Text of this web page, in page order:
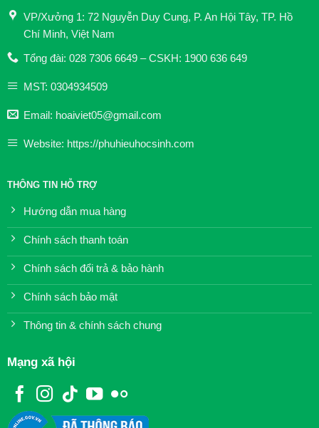
VP/Xưởng 1: 72 Nguyễn Duy Cung, P. An Hội Tây, TP. Hồ
Chí Minh, Việt Nam
Tổng đài: 028 7306 6649 – CSKH: 1900 636 649
MST: 0304934509
Email: hoaiviet05@gmail.com
Website: https://phuhieuhocsinh.com
THÔNG TIN HỖ TRỢ
Hướng dẫn mua hàng
Chính sách thanh toán
Chính sách đổi trả & bảo hành
Chính sách bảo mật
Thông tin & chính sách chung
Mạng xã hội